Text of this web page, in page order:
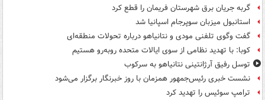
گربه جریان برق شهرستان فریمان را قطع کرد
استانبول میزبان سوپرجام اسپانیا شد
گفت وگوی تلفنی مودی و نتانیاهو درباره تحولات منطقه‌ای
کوبا: با تهدید نظامی از سوی ایالات متحده روبه‌رو هستیم
توسل رفیق آرژانتینی نتانیاهو به سرکوب
نشست خبری رئیس‌جمهور همزمان با روز خبرنگار برگزار می‌شود
ترامپ سوئیس را تهدید کرد